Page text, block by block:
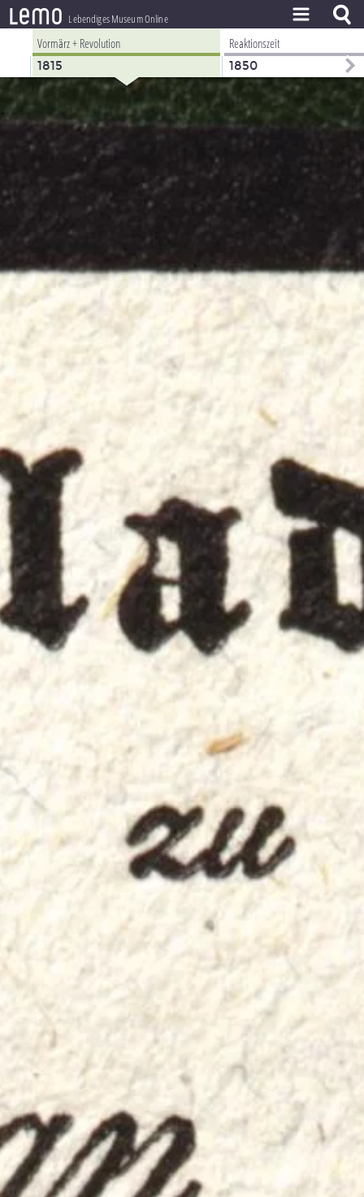
lemo Lebendiges Museum Online
ZEITSTRAHL
THEMEN
ZEITZEUGEN
BESTAND
LERNEN
Vormärz + Revolution
1815
Reaktionszeit
1850